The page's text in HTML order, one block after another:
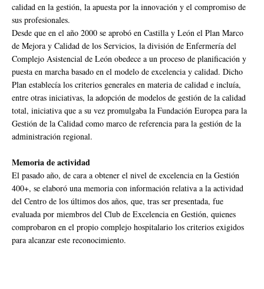
calidad en la gestión, la apuesta por la innovación y el compromiso de
sus profesionales.
Desde que en el año 2000 se aprobó en Castilla y León el Plan Marco
de Mejora y Calidad de los Servicios, la división de Enfermería del
Complejo Asistencial de León obedece a un proceso de planificación y
puesta en marcha basado en el modelo de excelencia y calidad. Dicho
Plan establecía los criterios generales en materia de calidad e incluía,
entre otras iniciativas, la adopción de modelos de gestión de la calidad
total, iniciativa que a su vez promulgaba la Fundación Europea para la
Gestión de la Calidad como marco de referencia para la gestión de la
administración regional.
Memoria de actividad
El pasado año, de cara a obtener el nivel de excelencia en la Gestión
400+, se elaboró una memoria con información relativa a la actividad
del Centro de los últimos dos años, que, tras ser presentada, fue
evaluada por miembros del Club de Excelencia en Gestión, quienes
comprobaron en el propio complejo hospitalario los criterios exigidos
para alcanzar este reconocimiento.